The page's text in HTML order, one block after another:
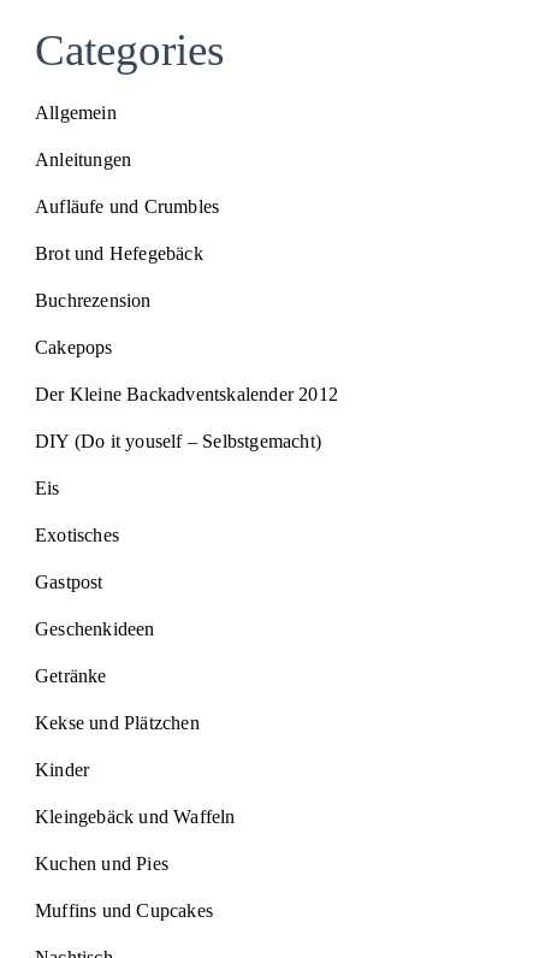
Categories
Allgemein
Anleitungen
Aufläufe und Crumbles
Brot und Hefegebäck
Buchrezension
Cakepops
Der Kleine Backadventskalender 2012
DIY (Do it youself – Selbstgemacht)
Eis
Exotisches
Gastpost
Geschenkideen
Getränke
Kekse und Plätzchen
Kinder
Kleingebäck und Waffeln
Kuchen und Pies
Muffins und Cupcakes